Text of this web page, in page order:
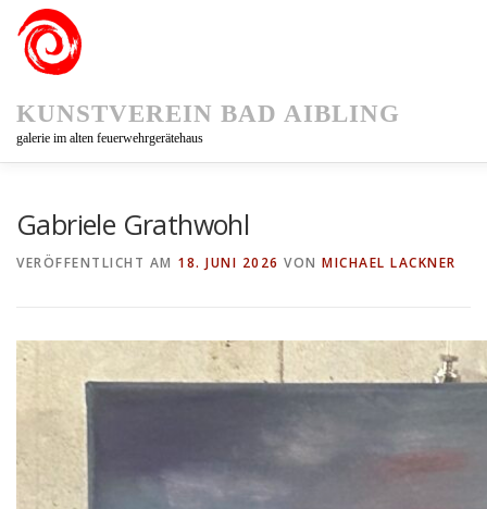
Inhalt
springen
KUNSTVEREIN BAD AIBLING
galerie im alten feuerwehrgerätehaus
Gabriele Grathwohl
VERÖFFENTLICHT AM 18. JUNI 2026 VON MICHAEL LACKNER